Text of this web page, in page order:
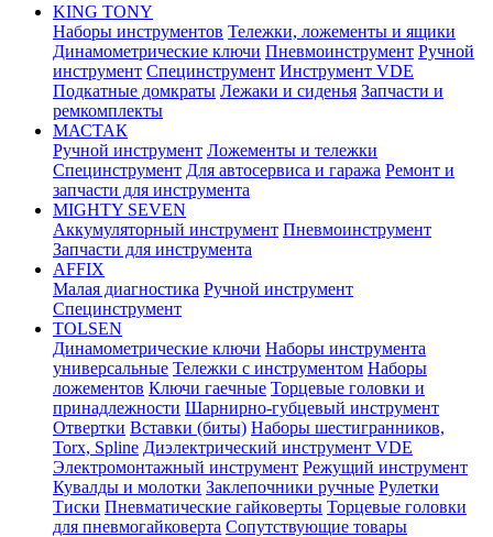
KING TONY
Наборы инструментов Тележки, ложементы и ящики
Динамометрические ключи Пневмоинструмент Ручной
инструмент Специнструмент Инструмент VDE
Подкатные домкраты Лежаки и сиденья Запчасти и
ремкомплекты
МАСТАК
Ручной инструмент Ложементы и тележки
Специнструмент Для автосервиса и гаража Ремонт и
запчасти для инструмента
MIGHTY SEVEN
Аккумуляторный инструмент Пневмоинструмент
Запчасти для инструмента
AFFIX
Малая диагностика Ручной инструмент
Специнструмент
TOLSEN
Динамометрические ключи Наборы инструмента
универсальные Тележки с инструментом Наборы
ложементов Ключи гаечные Торцевые головки и
принадлежности Шарнирно-губцевый инструмент
Отвертки Вставки (биты) Наборы шестигранников,
Torx, Spline Диэлектрический инструмент VDE
Электромонтажный инструмент Режущий инструмент
Кувалды и молотки Заклепочники ручные Рулетки
Тиски Пневматические гайковерты Торцевые головки
для пневмогайковерта Сопутствующие товары